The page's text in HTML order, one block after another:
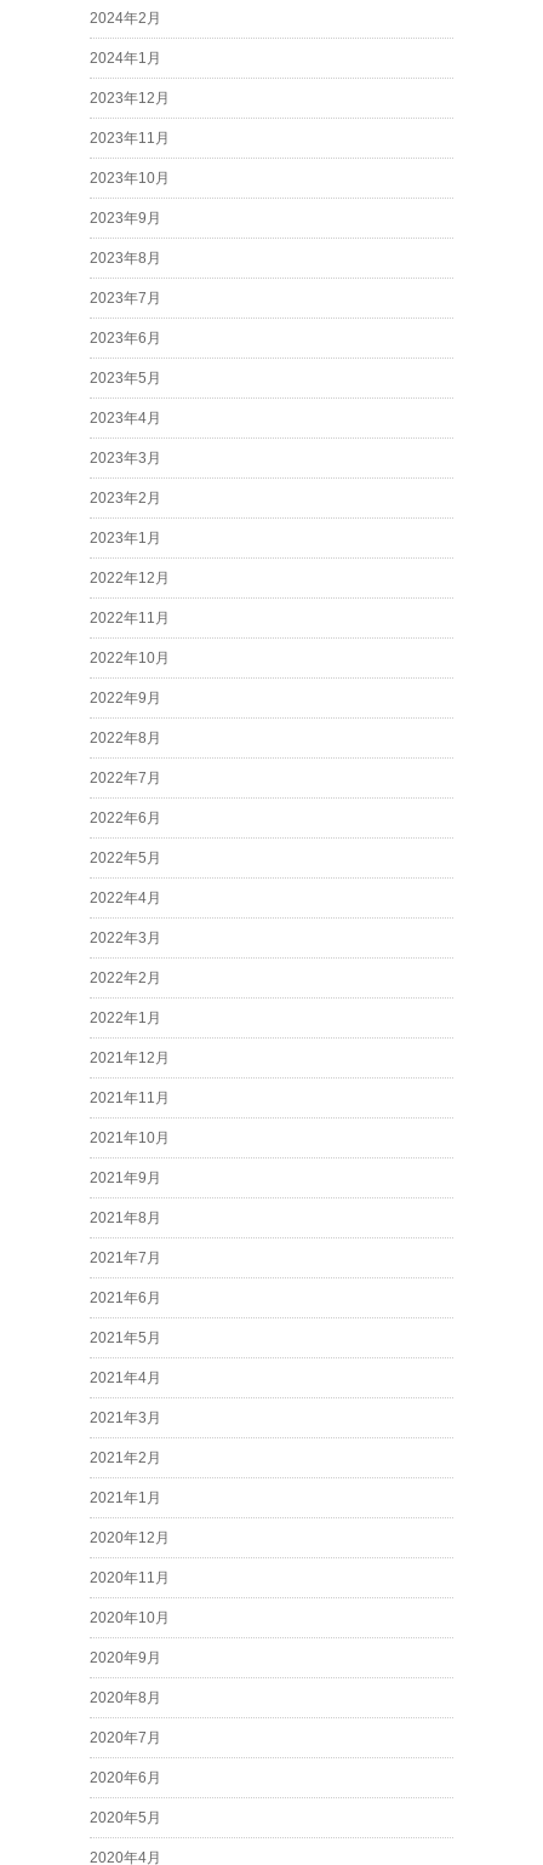
2024年2月
2024年1月
2023年12月
2023年11月
2023年10月
2023年9月
2023年8月
2023年7月
2023年6月
2023年5月
2023年4月
2023年3月
2023年2月
2023年1月
2022年12月
2022年11月
2022年10月
2022年9月
2022年8月
2022年7月
2022年6月
2022年5月
2022年4月
2022年3月
2022年2月
2022年1月
2021年12月
2021年11月
2021年10月
2021年9月
2021年8月
2021年7月
2021年6月
2021年5月
2021年4月
2021年3月
2021年2月
2021年1月
2020年12月
2020年11月
2020年10月
2020年9月
2020年8月
2020年7月
2020年6月
2020年5月
2020年4月